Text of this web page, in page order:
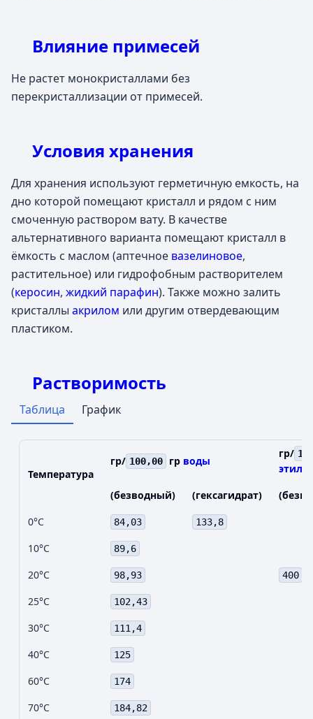
Влияние примесей
Не растет монокристаллами без
перекристаллизации от примесей.
Условия хранения
Для хранения используют герметичную емкость, на
дно которой помещают кристалл и рядом с ним
смоченную раствором вату. В качестве
альтернативного варианта помещают кристалл в
ёмкость с маслом (аптечное вазелиновое,
растительное) или гидрофобным растворителем
(керосин, жидкий парафин). Также можно залить
кристаллы акрилом или другим отвердевающим
пластиком.
Растворимость
Таблица График
Температура
гр/ 100,00 гр воды
гр/
(безводный)
(гексагидрат)
0°C
84,03 133,8
10°C 89,6
20°C 98,93 400
25°C 102,43
30°C 111,4
40°C 125
60°C 174
70°C 184,82